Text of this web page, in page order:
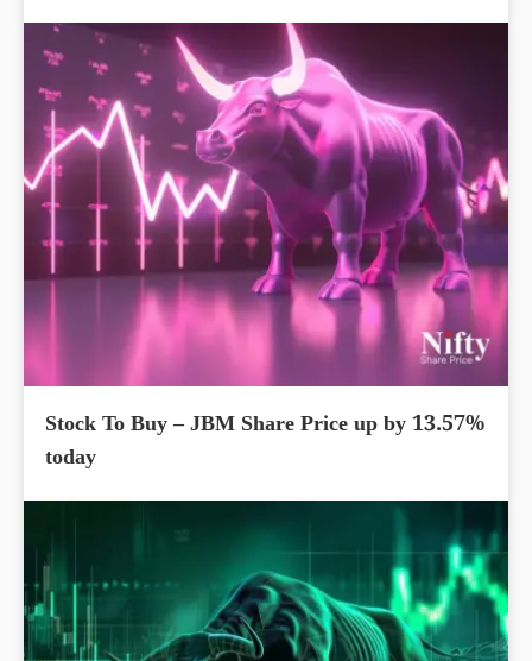
Stock To Buy – JBM Share Price up by 13.57%
today